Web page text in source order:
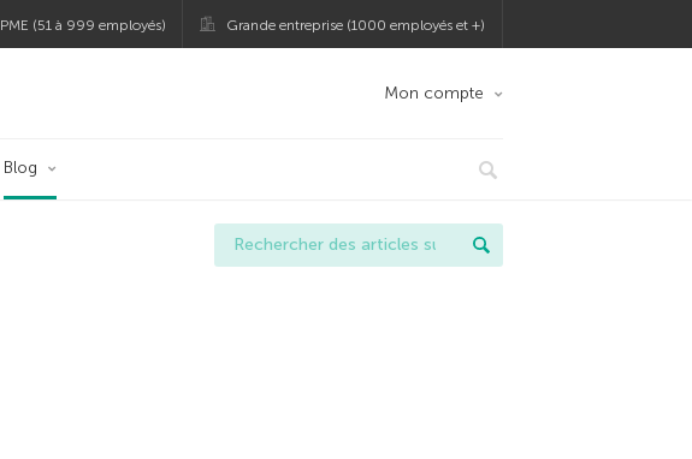
PME (51 à 999 employés) Grande entreprise (1000 employés et +)
Mon compte
Blog